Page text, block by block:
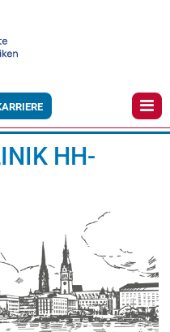
HH-